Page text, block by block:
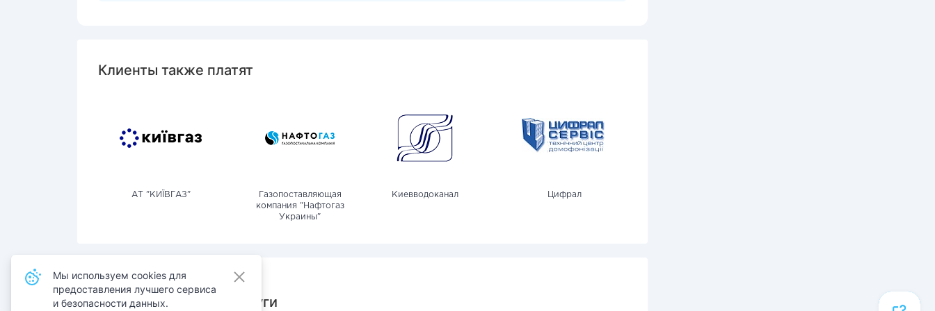
Клиенты также платят
АТ "КИЇВГАЗ"
Газопоставляющая
компания "Нафтогаз
Украины"
Киевводоканал Цифрал
Также оплачивают услуги
Мы используем cookies для
предоставления лучшего сервиса
и безопасности данных.